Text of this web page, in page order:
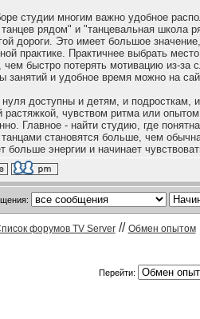
студии многим важно удобное
рядом" и "танцевальная школа
дороги. Это имеет большое
практике. Практичнее выбрать
быстро потерять мотивацию из-за
занятий и удобное время можно на
доступны и детям, и подросткам,
растяжкой, чувством ритма или
Главное - найти студию, где
танцами становятся больше, чем
больше энергии и начинает
форумов TV Server// Обмен опытом
Перейти: